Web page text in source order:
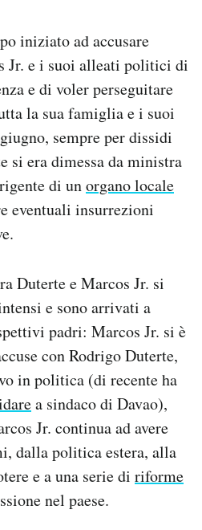
iniziato ad accusare
Jr. e i suoi alleati politici di
e di voler perseguitare
la sua famiglia e i suoi
sempre per dissidi
si era dimessa da ministra
di unorgano locale
eventuali insurrezioni
Duterte e Marcos Jr. si
e sono arrivati a
padri: Marcos Jr. si è
con Rodrigo Duterte,
in politica (di recente ha
a sindaco di Davao),
Jr. continua ad avere
dalla politica estera, alla
e a una serie di riforme
nel paese.